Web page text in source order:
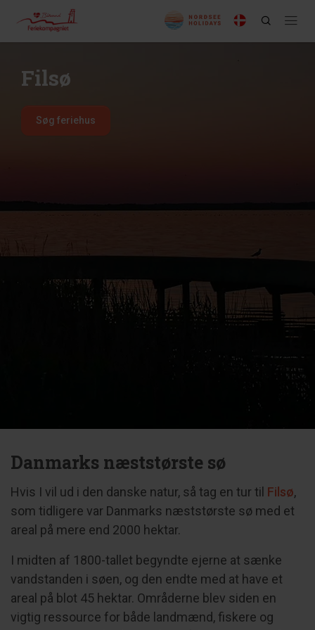
Filsø
Søg feriehus
Danmarks næststørste sø
Hvis I vil ud i den danske natur, så tag en tur til Filsø,
som tidligere var Danmarks næststørste sø med et
areal på mere end 2000 hektar.
I midten af 1800-tallet begyndte ejerne at sænke
vandstanden i søen, og den endte med at have et
areal på blot 45 hektar. Områderne blev siden en
vigtig ressource for både landmænd, fiskere og